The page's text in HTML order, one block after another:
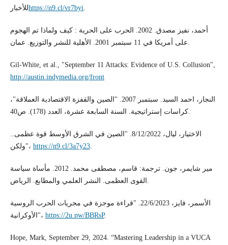
للأخبارhttps://n9.cl/vr7byi
أحمد، نفيز مصدق. 2002. الحرب على الحرية : كيف ولماذا تم الهجوم
Gil-White, et al., "September 11 Attacks: Evidence of U.S. Collusion",
http://austin.indymedia.org/front
النجار، احمد السيد. سبتمبر 2007. "الصين والقفزة الاقتصادية العملاقة"،
كراسات إستراتيجية. السنة السابعة عشرة، العدد (178). ص40.
الاختيار، ليال، 8/12/2022. "الصين في الشرق الأوسط قوة عظمى..
ولكن"، https://n9.cl/3a7y23.
مير شايمر، جون. ترجمة: قاسم، مصطفى محمد. 2012. مأساة سياسة
الأسمر، فايز، 22/6/2023. "قراءة موجزة في مجريات الحرب الروسية
الأوكرانية"، https://2u.pw/BBRsP.
Hope, Mark, September 29, 2024. “Mastering Leadership in a VUCA